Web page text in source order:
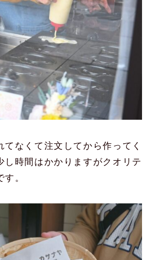
てなくて注文してから作ってく
し時間はかかりますがクオリテ
。